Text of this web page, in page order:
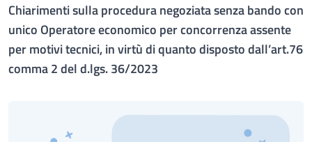
Chiarimenti sulla procedura negoziata senza bando con
unico Operatore economico per concorrenza assente
per motivi tecnici, in virtù di quanto disposto dall’art.76
comma 2 del d.lgs. 36/2023